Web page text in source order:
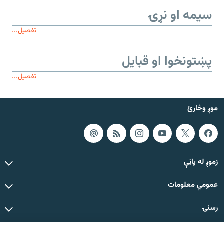
سیمه او نړۍ
تفصیل...
پښتونخوا او قبایل
تفصیل...
موږ وڅارئ
زموږ له پاڼې
عمومي معلومات
رسنۍ